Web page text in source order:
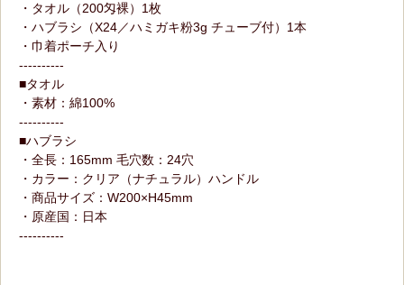
・タオル（200匁裸）1枚
・ハブラシ（X24／ハミガキ粉3g チューブ付）1本
・巾着ポーチ入り
----------
■タオル
・素材：綿100%
----------
■ハブラシ
・全長：165mm 毛穴数：24穴
・カラー：クリア（ナチュラル）ハンドル
・商品サイズ：W200×H45mm
・原産国：日本
----------